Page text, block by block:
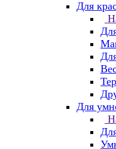
Для
Для